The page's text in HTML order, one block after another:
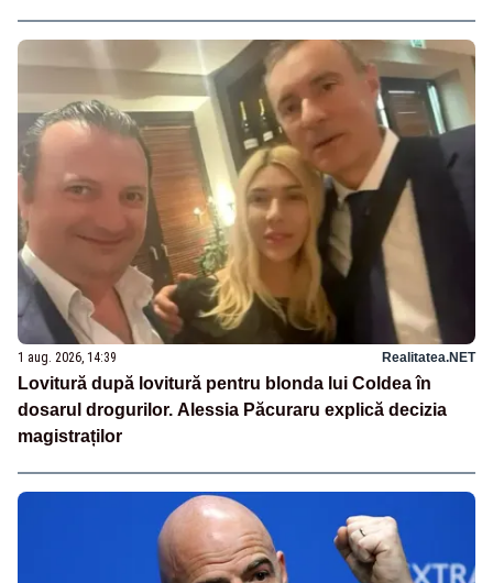
1 aug. 2026, 14:39 Realitatea.NET
Lovitură după lovitură pentru blonda lui Coldea în
dosarul drogurilor. Alessia Păcuraru explică decizia
magistraților